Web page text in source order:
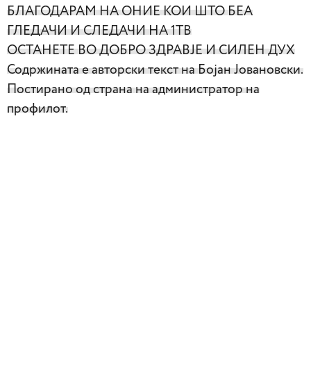
БЛАГОДАРАМ НА ОНИЕ КОИ ШТО БЕА
ГЛЕДАЧИ И СЛЕДАЧИ НА 1ТВ
ОСТАНЕТЕ ВО ДОБРО ЗДРАВЈЕ И СИЛЕН ДУХ
Содржината е авторски текст на Бојан Јовановски.
Постирано од страна на администратор на
профилот.